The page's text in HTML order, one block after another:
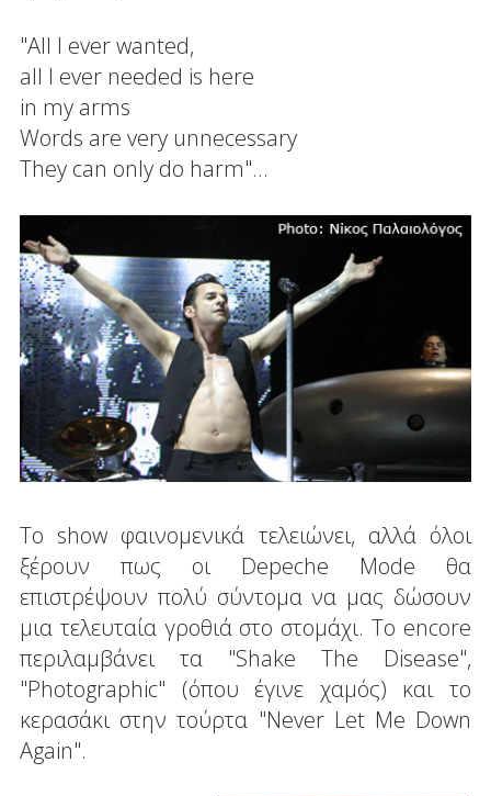
"All I ever wanted,
all I ever needed is here
in my arms
Words are very unnecessary
They can only do harm"...
Το show φαινομενικά τελειώνει, αλλά όλοι
ξέρουν πως οι Depeche Mode θα
επιστρέψουν πολύ σύντομα να μας δώσουν
μια τελευταία γροθιά στο στομάχι. Το encore
περιλαμβάνει τα "Shake The Disease",
"Photographic" (όπου έγινε χαμός) και το
κερασάκι στην τούρτα "Never Let Me Down
Again".